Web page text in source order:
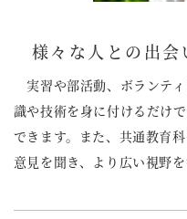
様々な人との出会
実習や部活動、ボランテ
識や技術を身に付けるだけ
できます。また、共通教育
意見を聞き、より広い視野を